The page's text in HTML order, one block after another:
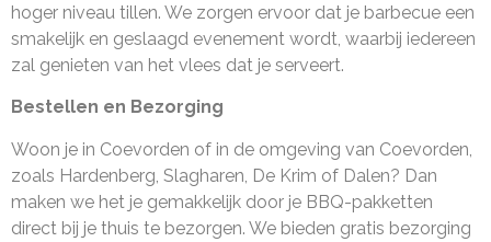
hoger niveau tillen. We zorgen ervoor dat je barbecue een
smakelijk en geslaagd evenement wordt, waarbij iedereen
zal genieten van het vlees dat je serveert.
Bestellen en Bezorging
Woon je in Coevorden of in de omgeving van Coevorden,
zoals Hardenberg, Slagharen, De Krim of Dalen? Dan
maken we het je gemakkelijk door je BBQ-pakketten
direct bij je thuis te bezorgen. We bieden gratis bezorging